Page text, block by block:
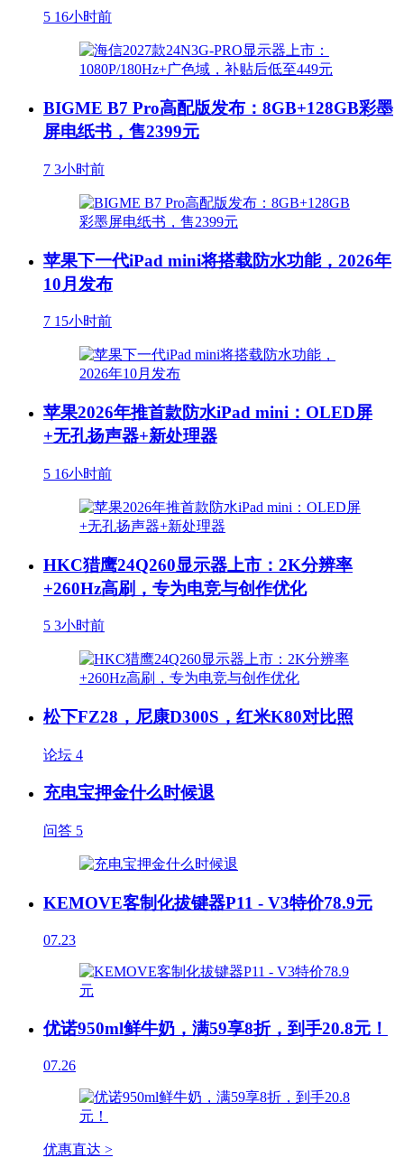
5 16小时前
BIGME B7 Pro高配版发布：8GB+128GB彩墨
屏电纸书，售2399元
7 3小时前
苹果下一代iPad mini将搭载防水功能，2026年
10月发布
7 15小时前
苹果2026年推首款防水iPad mini：OLED屏
+无孔扬声器+新处理器
5 16小时前
HKC猎鹰24Q260显示器上市：2K分辨率
+260Hz高刷，专为电竞与创作优化
5 3小时前
松下FZ28，尼康D300S，红米K80对比照
论坛 4
充电宝押金什么时候退
问答 5
KEMOVE客制化拔键器P11 - V3特价78.9元
07.23
优诺950ml鲜牛奶，满59享8折，到手20.8元！
07.26
优惠直达 >